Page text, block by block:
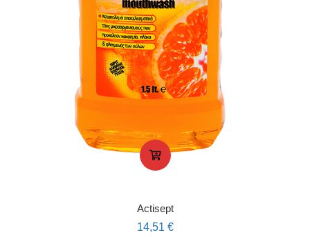
Actisept
14,51 €